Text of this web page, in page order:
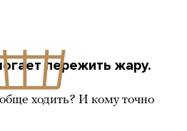
пережить жару.
ходить? И кому точно